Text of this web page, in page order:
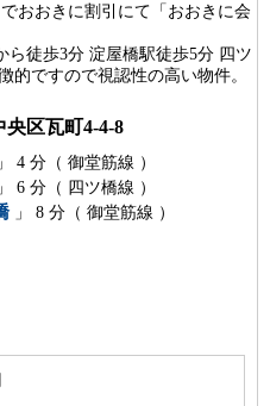
おおきに割引にて「おおきに会
ら徒歩3分 淀屋橋駅徒歩5分 四ツ
的ですので視認性の高い物件。
央区瓦町4-4-8
」 4 分（ 御堂筋線 ）
」 6 分（ 四ツ橋線 ）
」 8 分（ 御堂筋線 ）